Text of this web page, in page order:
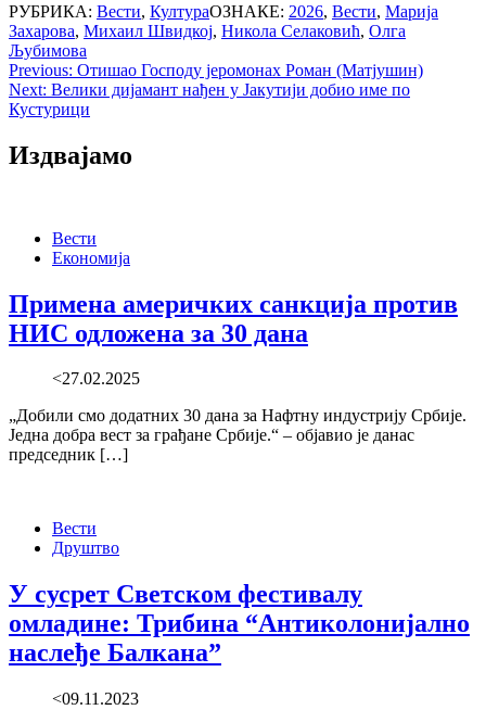
РУБРИКА: Вести, КултураОЗНАКЕ: 2026, Вести, Марија
Захарова, Михаил Швидкој, Никола Селаковић, Олга
Љубимова
Post
navigation
Previous: Отишао Господу јеромонах Роман (Матјушин)
Next: Велики дијамант нађен у Јакутији добио име по
Кустурици
Издвајамо
Вести
Економија
Примена америчких санкција против
НИС одложена за 30 дана
<27.02.2025
„Добили смо додатних 30 дана за Нафтну индустрију Србије.
Једна добра вест за грађане Србије.“ – објавио је данас
председник […]
Вести
Друштво
У сусрет Светском фестивалу
омладине: Трибина “Антиколонијално
наслеђе Балкана”
<09.11.2023